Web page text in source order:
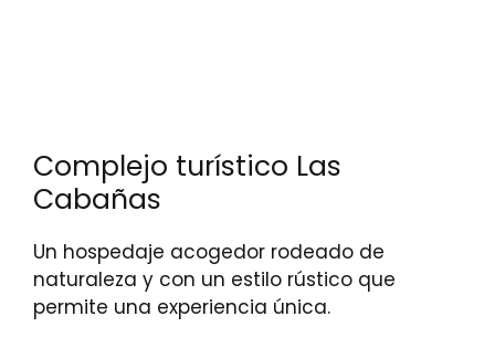
Complejo turístico Las
Cabañas
Un hospedaje acogedor rodeado de
naturaleza y con un estilo rústico que
permite una experiencia única.